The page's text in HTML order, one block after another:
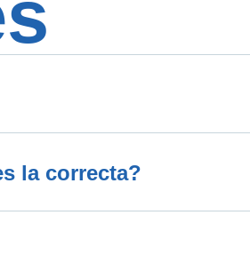
la correcta?